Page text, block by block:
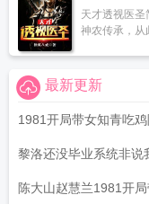
天才透视医
神农传承，从
最新更新
1981开局带女知青吃
黎洛还没毕业系统非说
陈大山赵慧兰1981开